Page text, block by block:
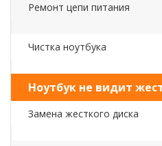
Ремонт цепи питания
Чистка ноутбука
Ноутбук не видит
Замена жесткого диска